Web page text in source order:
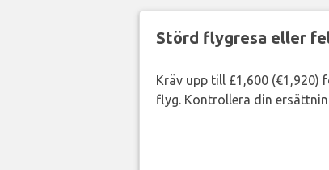
Störd flygresa eller
Kräv upp till £1,600
flyg. Kontrollera din